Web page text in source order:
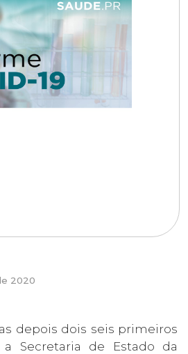
2020
depois dois seis primeiros
a Secretaria de Estado da